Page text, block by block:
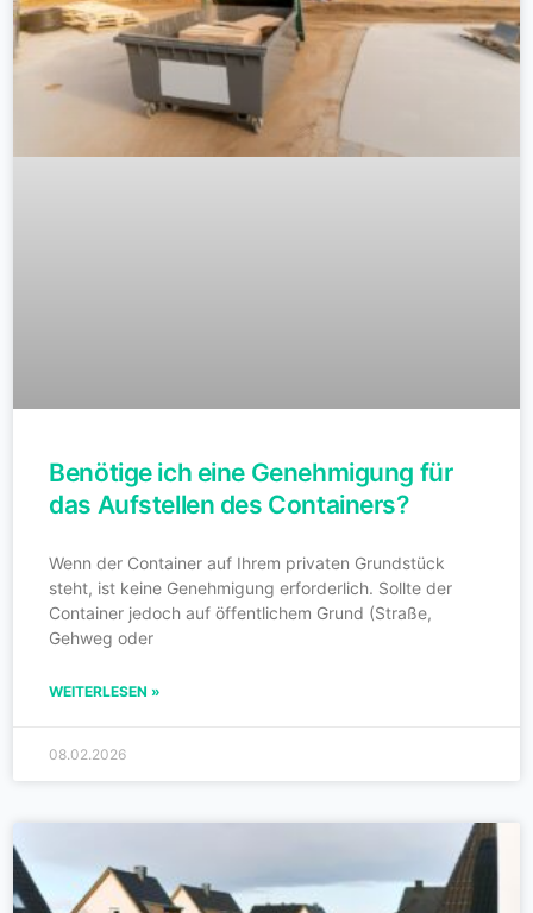
Benötige ich eine Genehmigung für
das Aufstellen des Containers?
Wenn der Container auf Ihrem privaten Grundstück
steht, ist keine Genehmigung erforderlich. Sollte der
Container jedoch auf öffentlichem Grund (Straße,
Gehweg oder
WEITERLESEN »
08.02.2026